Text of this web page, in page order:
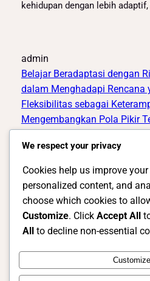
kehidupan dengan lebih
admin
Belajar Beradaptasi dengan
dalam Menghadapi Rencana
Fleksibilitas sebagai
Mengembangkan Pola Pikir
We respect your privacy
Cookies help us improve
personalized content, and
choose which cookies to
Customize. Click Accept All
All to decline non-essential
Customize